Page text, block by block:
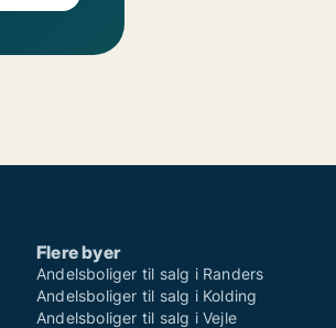
Flere byer
Andelsboliger til salg i Randers
Andelsboliger til salg i Kolding
Andelsboliger til salg i Vejle